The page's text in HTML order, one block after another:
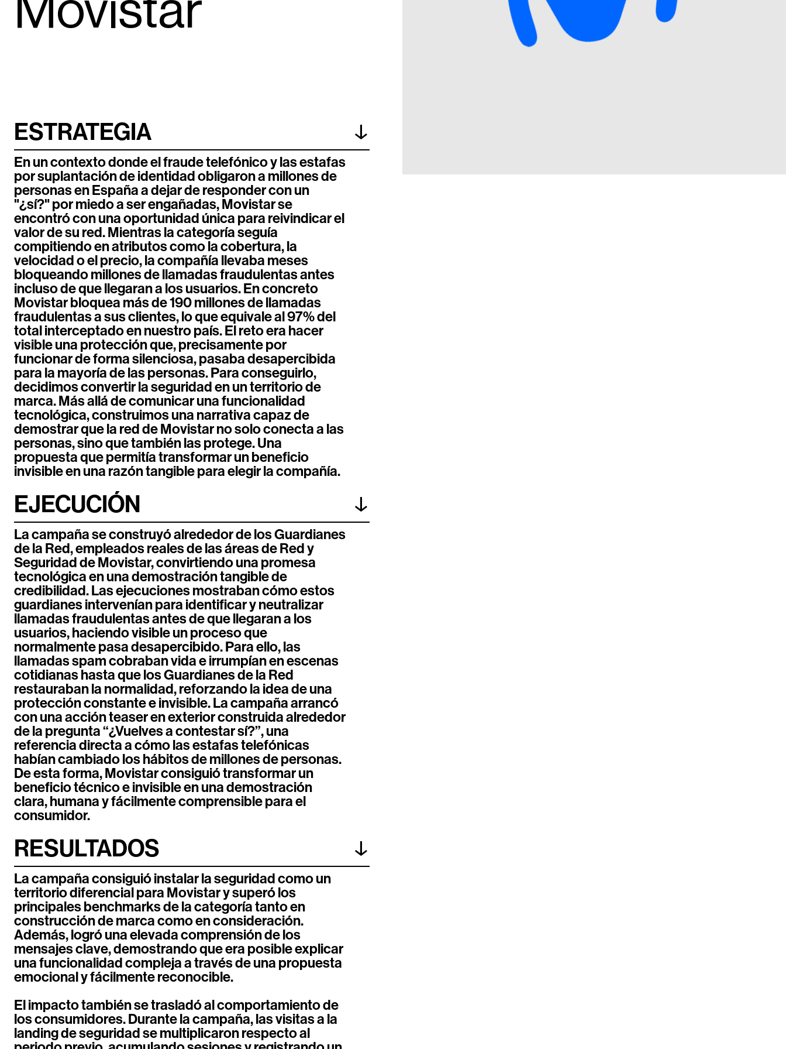
Movistar
ESTRATEGIA ↓
En un contexto donde el fraude telefónico y las estafas
por suplantación de identidad obligaron a millones de
personas en España a dejar de responder con un
"¿sí?" por miedo a ser engañadas, Movistar se
encontró con una oportunidad única para reivindicar el
valor de su red. Mientras la categoría seguía
compitiendo en atributos como la cobertura, la
velocidad o el precio, la compañía llevaba meses
bloqueando millones de llamadas fraudulentas antes
incluso de que llegaran a los usuarios. En concreto
Movistar bloquea más de 190 millones de llamadas
fraudulentas a sus clientes, lo que equivale al 97% del
total interceptado en nuestro país. El reto era hacer
visible una protección que, precisamente por
funcionar de forma silenciosa, pasaba desapercibida
para la mayoría de las personas. Para conseguirlo,
decidimos convertir la seguridad en un territorio de
marca. Más allá de comunicar una funcionalidad
tecnológica, construimos una narrativa capaz de
demostrar que la red de Movistar no solo conecta a las
personas, sino que también las protege. Una
propuesta que permitía transformar un beneficio
invisible en una razón tangible para elegir la compañía.
EJECUCIÓN ↓
La campaña se construyó alrededor de los Guardianes
de la Red, empleados reales de las áreas de Red y
Seguridad de Movistar, convirtiendo una promesa
tecnológica en una demostración tangible de
credibilidad. Las ejecuciones mostraban cómo estos
guardianes intervenían para identificar y neutralizar
llamadas fraudulentas antes de que llegaran a los
usuarios, haciendo visible un proceso que
normalmente pasa desapercibido. Para ello, las
llamadas spam cobraban vida e irrumpían en escenas
cotidianas hasta que los Guardianes de la Red
restauraban la normalidad, reforzando la idea de una
protección constante e invisible. La campaña arrancó
con una acción teaser en exterior construida alrededor
de la pregunta “¿Vuelves a contestar sí?”, una
referencia directa a cómo las estafas telefónicas
habían cambiado los hábitos de millones de personas.
De esta forma, Movistar consiguió transformar un
beneficio técnico e invisible en una demostración
clara, humana y fácilmente comprensible para el
consumidor.
RESULTADOS ↓
La campaña consiguió instalar la seguridad como un
territorio diferencial para Movistar y superó los
principales benchmarks de la categoría tanto en
construcción de marca como en consideración.
Además, logró una elevada comprensión de los
mensajes clave, demostrando que era posible explicar
una funcionalidad compleja a través de una propuesta
emocional y fácilmente reconocible.
El impacto también se trasladó al comportamiento de
los consumidores. Durante la campaña, las visitas a la
landing de seguridad se multiplicaron respecto al